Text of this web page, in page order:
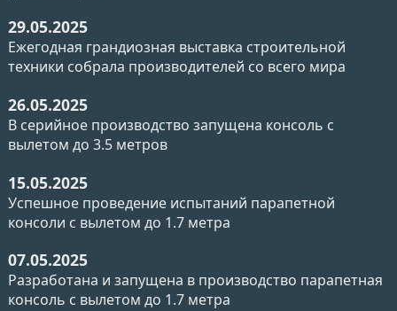
29.05.2025
Ежегодная грандиозная выставка строительной
техники собрала производителей со всего мира
26.05.2025
В серийное производство запущена консоль с
вылетом до 3.5 метров
15.05.2025
Успешное проведение испытаний парапетной
консоли с вылетом до 1.7 метра
07.05.2025
Разработана и запущена в производство парапетная
консоль с вылетом до 1.7 метра